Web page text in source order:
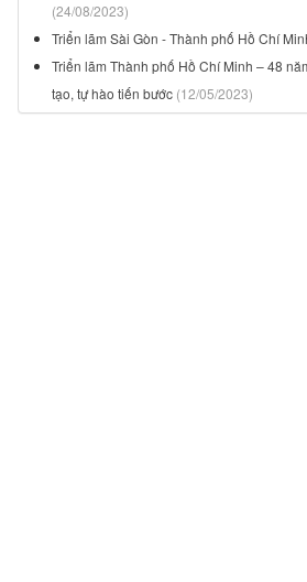
(24/08/2023)
Triển lãm Sài Gòn - Thành phố Hồ Chí
Triển lãm Thành phố Hồ Chí Minh – 48
tạo, tự hào tiến bước (12/05/2023)